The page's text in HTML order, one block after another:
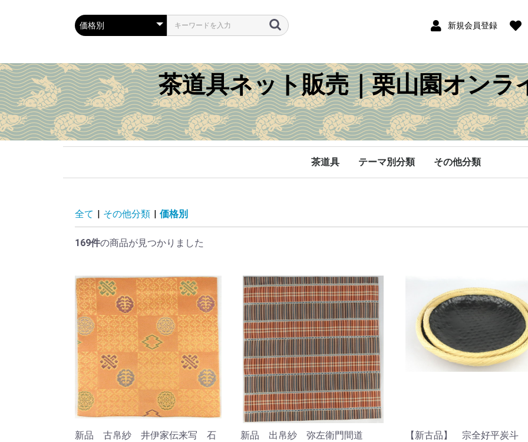
新規会員登録
茶道具ネット販売｜栗山園オンラ
茶道具
茶碗
水指
棗
茶入
茶杓
釜・風炉
蓋置
香合
掛軸
花入
建水
炉縁
皆具
菓子器
棚・風炉先
炭道具
茶箱
その他
出帛紗
古帛紗
数寄屋袋
テーマ別分類
春の茶道具
夏の茶道具
秋の茶道具
冬の茶道具
無季の茶道具
慶事の茶道具
表千家書付品
裏千家書付品
著名作家
雛祭り特集
桜特集
こどもの日特集
梅雨・雨特集
月特集
年末・正月特集
京焼特集
萩焼特集
その他分類
新品
出物・中古品
新古品
～１万円
１万円～３万円
３万円～５万円
５万円～１０万円
１０万円～
今月の特価品
全て | その他分類 | 価格別
169件の商品が見つかりました
新品 古帛紗 井伊家伝来写 石
新品 出帛紗 弥左衛門間道
【新古品】 宗全好平炭斗